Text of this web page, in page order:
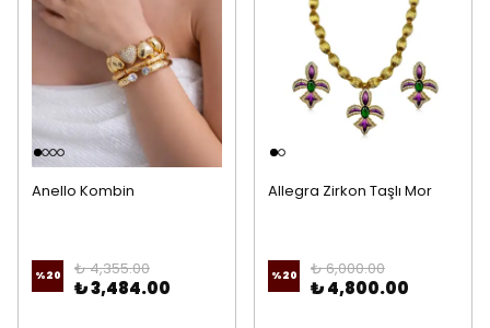
Anello Kombin
%20 ₺ 4,355.00
₺ 3,484.00
Allegra Zirkon Taşlı Mor
%20 ₺ 6,000.00
₺ 4,800.00